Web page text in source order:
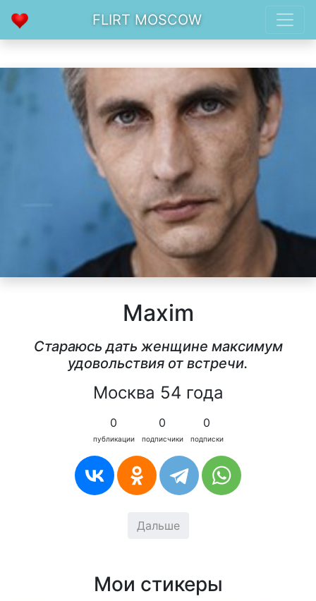
FLIRT MOSCOW
Maxim
Стараюсь дать женщине максимум
удовольствия от встречи.
Москва 54 года
0
публикации
0
подписчики
0
подписки
Дальше
Мои стикеры